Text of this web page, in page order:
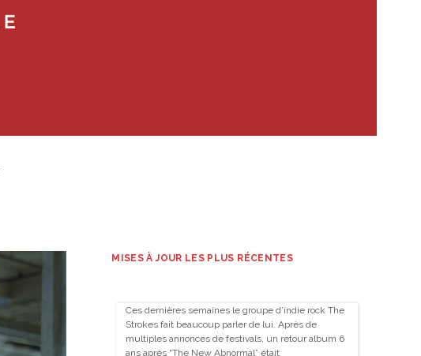
MISES À JOUR LES PLUS RÉCENTES
Ces dernières semaines le groupe d’indie rock The
Strokes fait beaucoup parler de lui. Après de
multiples annonces de festivals, un retour album 6
ans après “The New Abnormal” était